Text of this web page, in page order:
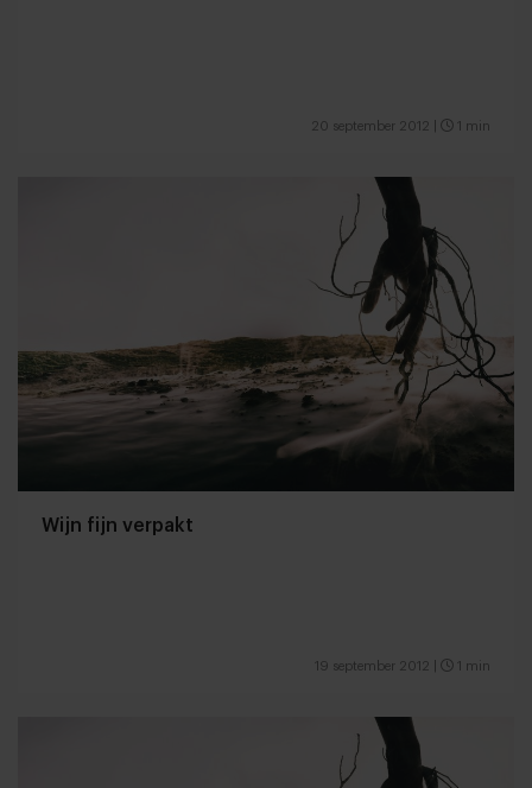
20 september 2012 1 min
Wijn fijn verpakt
19 september 2012 1 min